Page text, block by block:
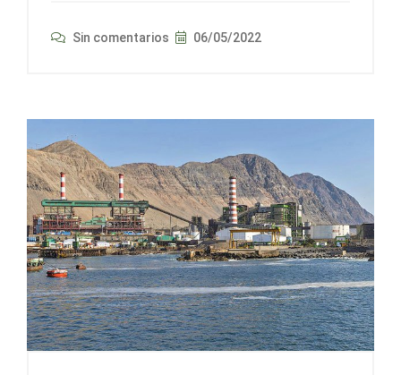
Sin comentarios 06/05/2022